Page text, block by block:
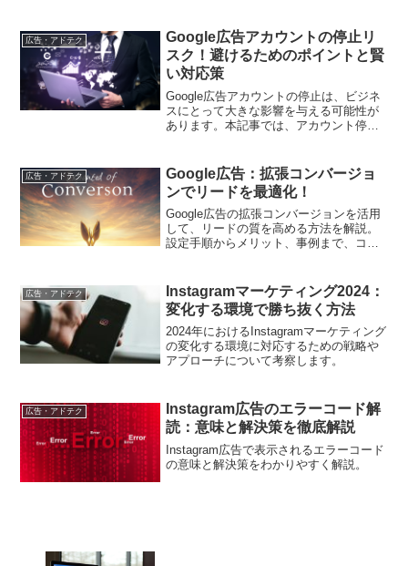
広告・アドテク
Google広告アカウントの停止リ
スク！避けるためのポイントと賢
い対応策
Google広告アカウントの停止は、ビジネ
スにとって大きな影響を与える可能性が
あります。本記事では、アカウント停止
停止された場合の迅速な対応方法につい
ても解説します。
広告・アドテク
Google広告：拡張コンバージョ
ンでリードを最適化！
Google広告の拡張コンバージョンを活用
して、リードの質を高める方法を解説。
設定手順からメリット、事例まで、コン
広告・アドテク
Instagramマーケティング2024：
変化する環境で勝ち抜く方法
2024年におけるInstagramマーケティング
の変化する環境に対応するための戦略や
アプローチについて考察します。
広告・アドテク
Instagram広告のエラーコード解
読：意味と解決策を徹底解説
Instagram広告で表示されるエラーコード
の意味と解決策をわかりやすく解説。